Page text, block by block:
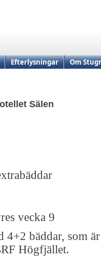
Efterlysningar Om
Sälen
vecka 9
4+2 bäddar, som är
Högfjället.